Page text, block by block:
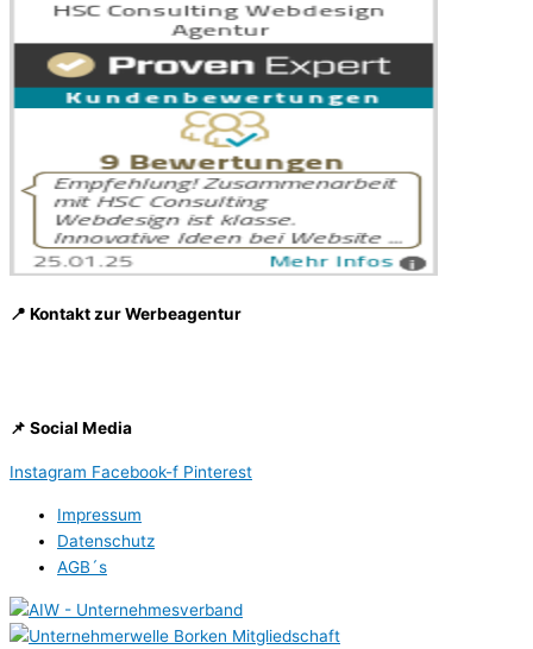
📍 Kontakt zur Werbeagentur
📌 Social Media
Instagram Facebook-f Pinterest
Impressum
Datenschutz
AGB´s